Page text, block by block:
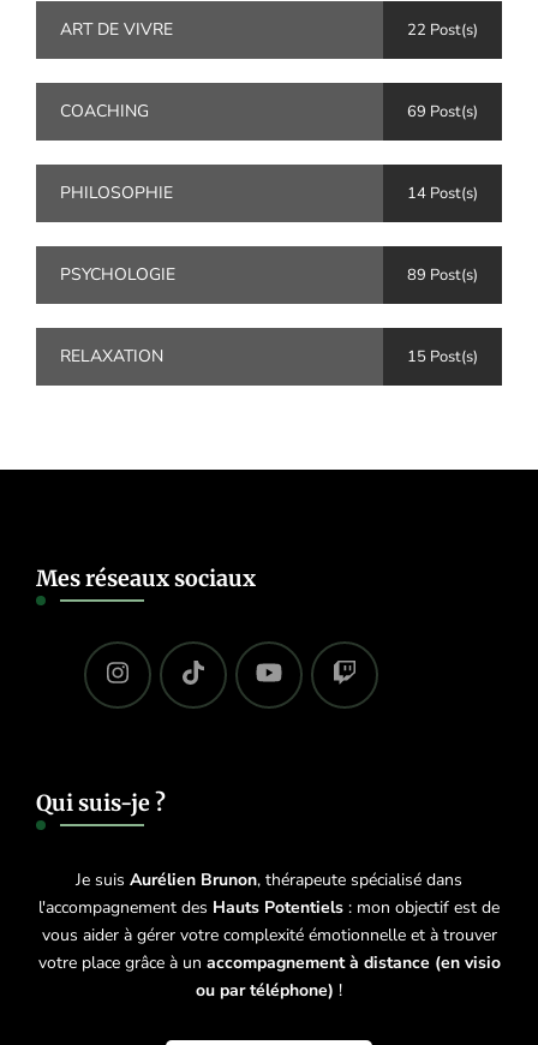
ART DE VIVRE 22 Post(s)
COACHING 69 Post(s)
PHILOSOPHIE 14 Post(s)
PSYCHOLOGIE 89 Post(s)
RELAXATION 15 Post(s)
Mes réseaux sociaux
Qui suis-je ?
Je suis Aurélien Brunon, thérapeute spécialisé dans
l'accompagnement des Hauts Potentiels : mon objectif est de
vous aider à gérer votre complexité émotionnelle et à trouver
votre place grâce à un accompagnement à distance (en visio
ou par téléphone) !